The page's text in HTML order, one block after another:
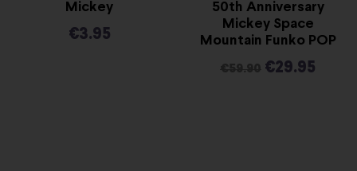
Mickey
€3.95
50th Anniversary
Mickey Space
Mountain Funko POP
€59.90 €29.95